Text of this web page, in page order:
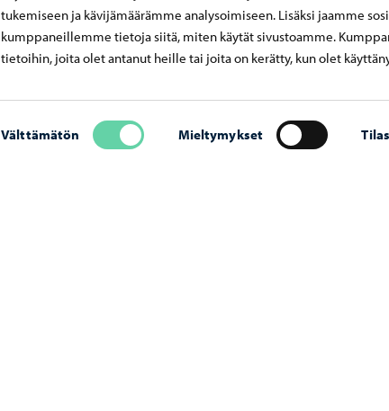
tukemiseen ja kävijämäärämme analysoimiseen. Lisäksi jaamme
kumppaneillemme tietoja siitä, miten käytät sivustoamme.
tietoihin, joita olet antanut heille tai joita on kerätty, kun olet
valinta
Välttämätön Mieltymykset
+358 50 564 8776